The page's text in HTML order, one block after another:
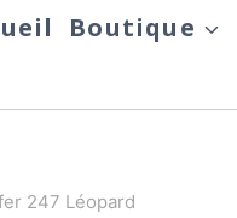
Boutique
247 Léopard